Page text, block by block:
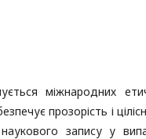
міжнародних
прозорість і
запису у